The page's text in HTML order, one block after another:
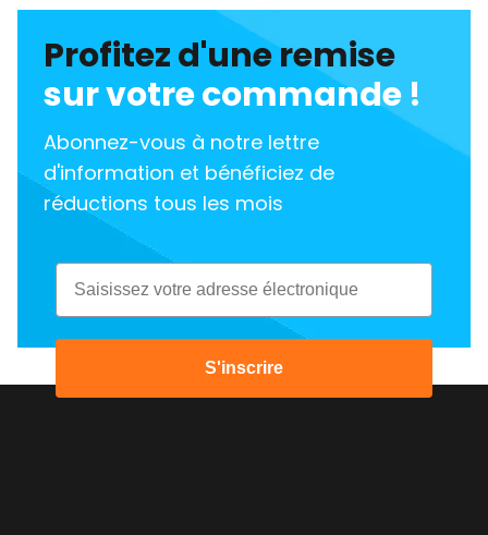
Profitez d'une remise
sur votre commande !
Abonnez-vous à notre lettre
d'information et bénéficiez de
réductions tous les mois
Email
S'inscrire